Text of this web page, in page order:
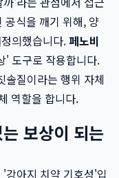
식을 깨기 위해, 양
의했습니다. 페노비
' 도구로 작용합니다.
솔질이라는 행위 자체
역할을 합니다.
보상이 되는
강아지 치약 기호성'입